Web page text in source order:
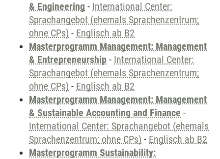
& Engineering - International Center:
Sprachangebot (ehemals Sprachenzentrum;
ohne CPs) - Englisch ab B2
Masterprogramm Management: Management
& Entrepreneurship - International Center:
Sprachangebot (ehemals Sprachenzentrum;
ohne CPs) - Englisch ab B2
Masterprogramm Management: Management
& Sustainable Accounting and Finance -
International Center: Sprachangebot (ehemals
Sprachenzentrum; ohne CPs) - Englisch ab B2
Masterprogramm Sustainability: